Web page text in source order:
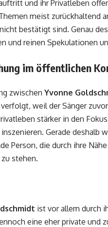
und ihr Privatleben
meist zurückhaltend
bestätigt sind. Genau
und reinen Spekulationen
im öffentlichen
zwischen Yvonne
weil der Sänger
stärker in den
Gerade deshalb
Person, die durch ihre
stehen.
ist vor allem durch
eine eher private und